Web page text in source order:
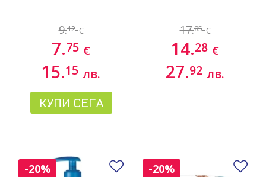
9.12 €
7.75 €
15.15 лв.
КУПИ СЕГА
17.85 €
14.28 €
27.92 лв.
-20% Добави в любими
-20%